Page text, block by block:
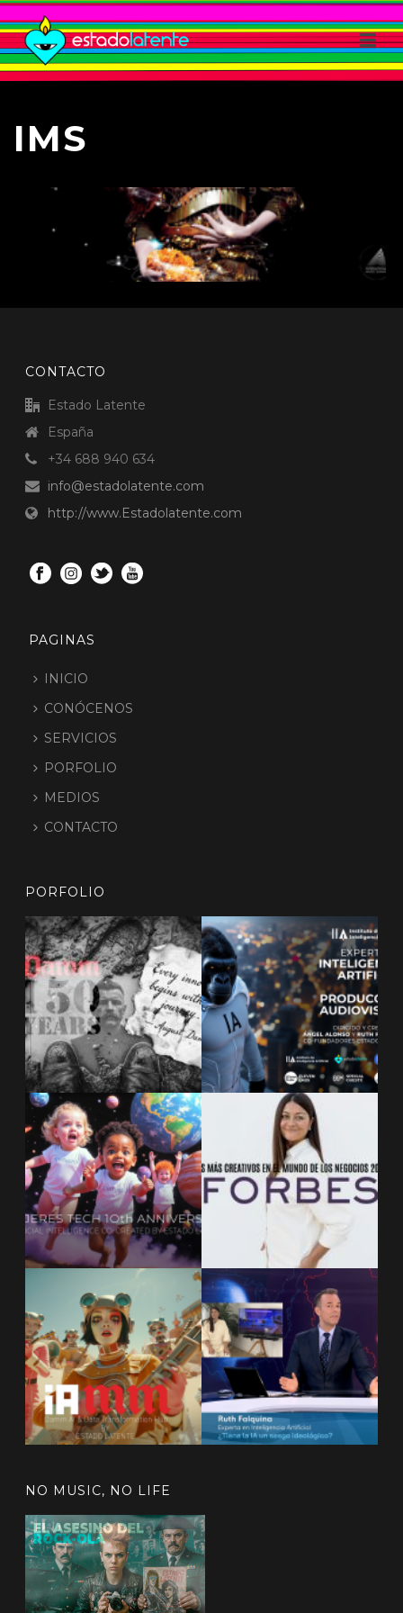
IMS
BUILDING MUSIC BRAND
CONTACTO
Estado Latente
España
+34 688 940 634
info@estadolatente.com
http://www.Estadolatente.com
PAGINAS
INICIO
CONÓCENOS
SERVICIOS
PORFOLIO
MEDIOS
CONTACTO
PORFOLIO
NO MUSIC, NO LIFE